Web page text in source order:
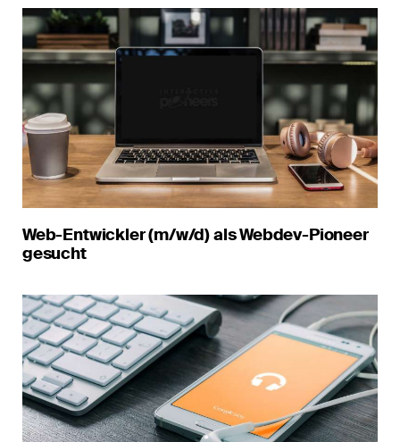
Web-Entwickler (m/w/d) als Webdev-Pioneer
gesucht